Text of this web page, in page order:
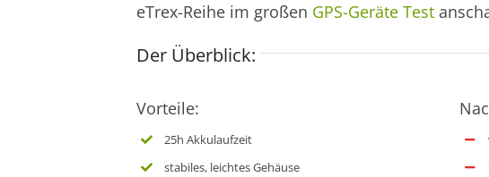
eTrex-Reihe im großen GPS-Geräte Test
Der Überblick:
Vorteile:
25h Akkulaufzeit
stabiles, leichtes Gehäuse